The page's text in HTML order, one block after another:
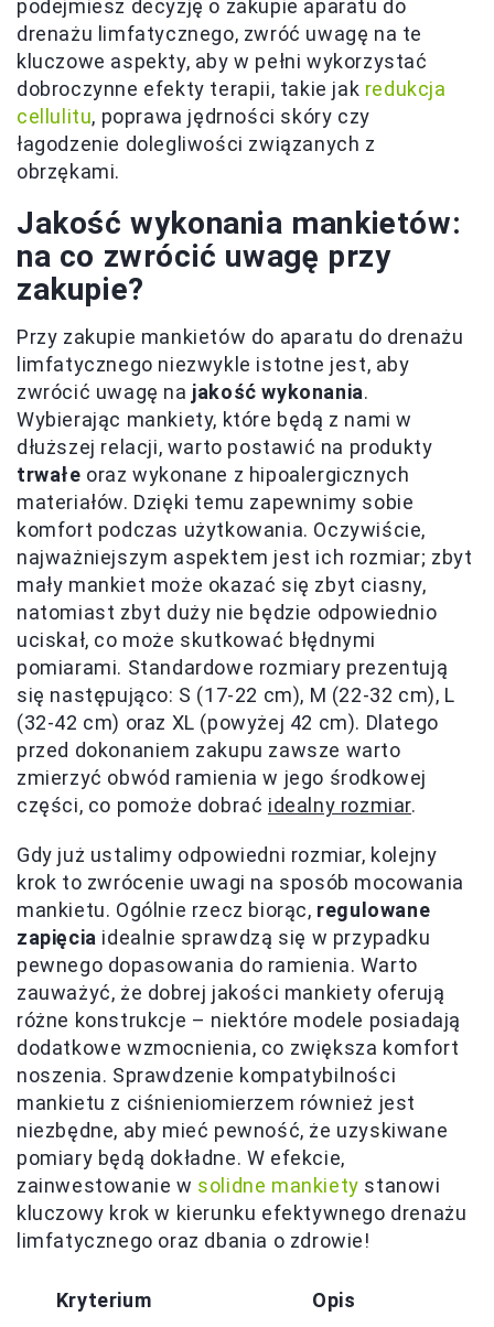
podejmiesz decyzję o zakupie aparatu do
drenażu limfatycznego, zwróć uwagę na te
kluczowe aspekty, aby w pełni wykorzystać
dobroczynne efekty terapii, takie jak redukcja
cellulitu, poprawa jędrności skóry czy
łagodzenie dolegliwości związanych z
obrzękami.
Jakość wykonania mankietów:
na co zwrócić uwagę przy
zakupie?
Przy zakupie mankietów do aparatu do drenażu
limfatycznego niezwykle istotne jest, aby
zwrócić uwagę na jakość wykonania.
Wybierając mankiety, które będą z nami w
dłuższej relacji, warto postawić na produkty
trwałe oraz wykonane z hipoalergicznych
materiałów. Dzięki temu zapewnimy sobie
komfort podczas użytkowania. Oczywiście,
najważniejszym aspektem jest ich rozmiar; zbyt
mały mankiet może okazać się zbyt ciasny,
natomiast zbyt duży nie będzie odpowiednio
uciskał, co może skutkować błędnymi
pomiarami. Standardowe rozmiary prezentują
się następująco: S (17-22 cm), M (22-32 cm), L
(32-42 cm) oraz XL (powyżej 42 cm). Dlatego
przed dokonaniem zakupu zawsze warto
zmierzyć obwód ramienia w jego środkowej
części, co pomoże dobrać idealny rozmiar.
Gdy już ustalimy odpowiedni rozmiar, kolejny
krok to zwrócenie uwagi na sposób mocowania
mankietu. Ogólnie rzecz biorąc, regulowane
zapięcia idealnie sprawdzą się w przypadku
pewnego dopasowania do ramienia. Warto
zauważyć, że dobrej jakości mankiety oferują
różne konstrukcje – niektóre modele posiadają
dodatkowe wzmocnienia, co zwiększa komfort
noszenia. Sprawdzenie kompatybilności
mankietu z ciśnieniomierzem również jest
niezbędne, aby mieć pewność, że uzyskiwane
pomiary będą dokładne. W efekcie,
zainwestowanie w solidne mankiety stanowi
kluczowy krok w kierunku efektywnego drenażu
limfatycznego oraz dbania o zdrowie!
Kryterium Opis